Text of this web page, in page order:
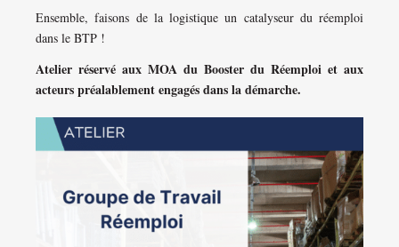
Ensemble, faisons de la logistique un catalyseur du réemploi
dans le BTP !
Atelier réservé aux MOA du Booster du Réemploi et aux
acteurs préalablement engagés dans la démarche.